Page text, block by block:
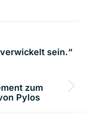
sein.“
zum
Pylos